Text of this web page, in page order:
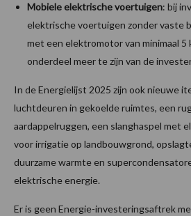
Mobiele elektrische voertuigen: bij
elektrische voertuigen zonder vaste
met een elektromotor van minimaal
onderdeel meer te zijn van de
In de Energielijst 2025 zijn ook nieuwe
luchtdeuren in gekoelde ruimtes, een
aardappelruggen, een slanghaspel met
voor irrigatie op landbouwgrond,
duurzame warmte en
elektrische energie.
Er is geen Energie-investeringsaftrek